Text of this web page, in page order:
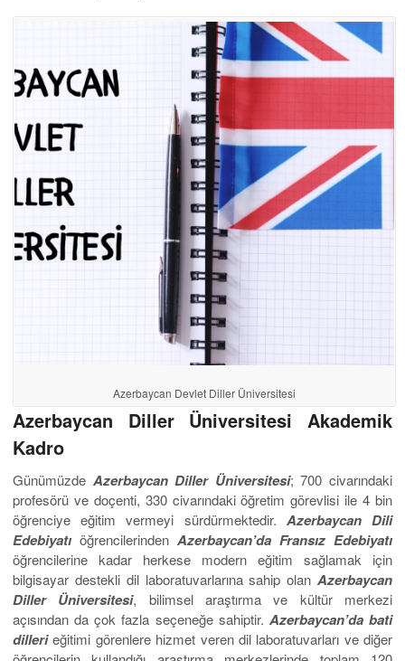
Azerbaycan Devlet Diller Üniversitesi
Azerbaycan Diller Üniversitesi Akademik
Kadro
Günümüzde Azerbaycan Diller Üniversitesi; 700 civarındaki
profesörü ve doçenti, 330 civarındaki öğretim görevlisi ile 4 bin
öğrenciye eğitim vermeyi sürdürmektedir. Azerbaycan Dili
Edebiyatı öğrencilerinden Azerbaycan’da Fransız Edebiyatı
öğrencilerine kadar herkese modern eğitim sağlamak için
bilgisayar destekli dil laboratuvarlarına sahip olan Azerbaycan
Diller Üniversitesi, bilimsel araştırma ve kültür merkezi
açısından da çok fazla seçeneğe sahiptir. Azerbaycan’da bati
dillerieğitimi görenlere hizmet veren dil laboratuvarları ve diğer